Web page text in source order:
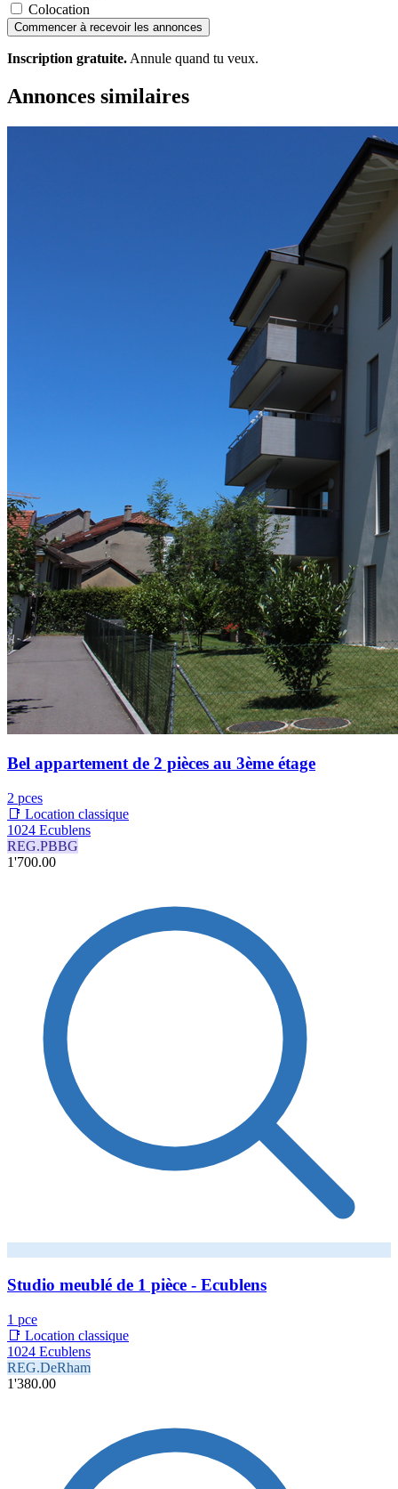
Colocation
Commencer à recevoir les annonces
Inscription gratuite. Annule quand tu veux.
Annonces similaires
Bel appartement de 2 pièces au 3ème étage
2 pces
📑 Location classique
1024 Ecublens
REG.PBBG
1'700.00
Studio meublé de 1 pièce - Ecublens
1 pce
📑 Location classique
1024 Ecublens
REG.DeRham
1'380.00